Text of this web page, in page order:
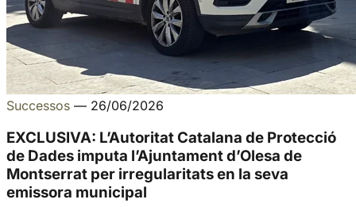
Successos — 26/06/2026
EXCLUSIVA: L’Autoritat Catalana de Protecció
de Dades imputa l’Ajuntament d’Olesa de
Montserrat per irregularitats en la seva
emissora municipal